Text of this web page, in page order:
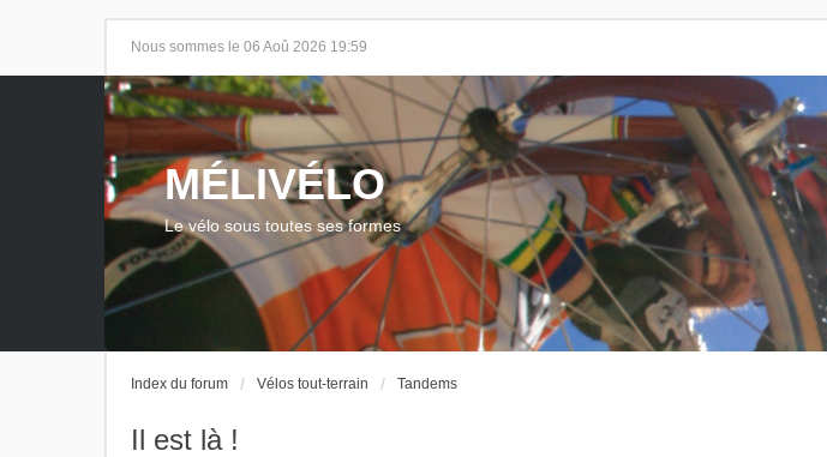
Nous sommes le 06 Aoû 2026 19:59
MÉLIVÉLO
Le vélo sous toutes ses formes
Index du forum Vélos tout-terrain Tandems
Il est là !